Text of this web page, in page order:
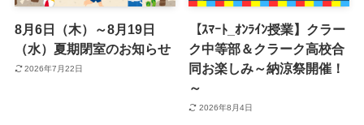
8月6日（木）～8月19日
（水）夏期閉室のお知らせ
2026年7月22日
【ｽﾏｰﾄ_ｵﾝﾗｲﾝ授業】クラー
ク中等部＆クラーク高校合
同お楽しみ～納涼祭開催！
～
2026年8月4日